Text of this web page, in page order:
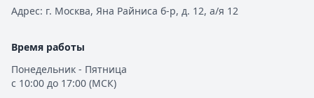
Адрес: г. Москва, Яна Райниса б-р, д. 12, а/я 12
Время работы
Понедельник - Пятница
с 10:00 до 17:00 (МСК)